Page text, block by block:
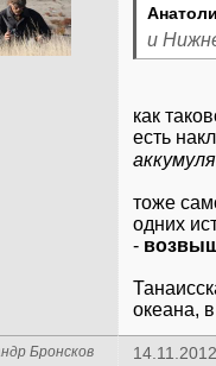
и
как
есть
тоже
одних
-
океана,
Бронсков